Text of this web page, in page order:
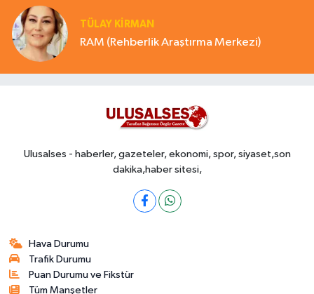
TÜLAY KİRMAN
RAM (Rehberlik Araştırma Merkezi)
Ulusalses - haberler, gazeteler, ekonomi, spor, siyaset,son
dakika,haber sitesi,
Hava Durumu
Trafik Durumu
Puan Durumu ve Fikstür
Tüm Manşetler